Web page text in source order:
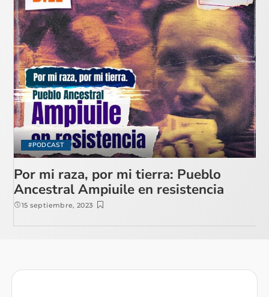
#PODCAST
Por mi raza, por mi tierra: Pueblo
Ancestral Ampiuile en resistencia
15 septiembre, 2023